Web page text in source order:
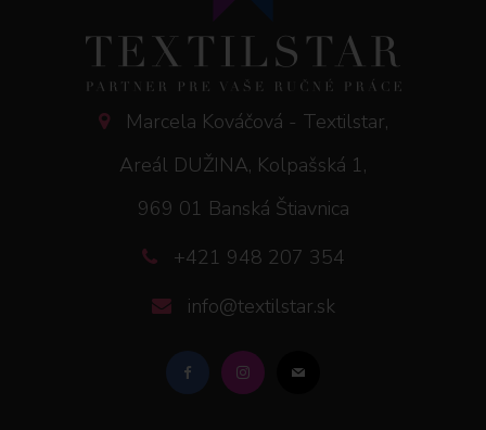
Marcela Kováčová - Textilstar,
Areál DUŽINA, Kolpašská 1,
969 01 Banská Štiavnica
+421 948 207 354
info@textilstar.sk